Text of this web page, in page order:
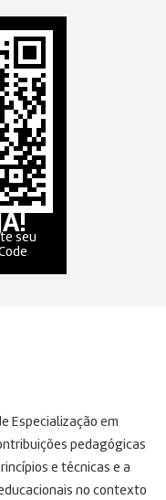
Especialização em
pedagógicas
e técnicas e a
no contexto
seu